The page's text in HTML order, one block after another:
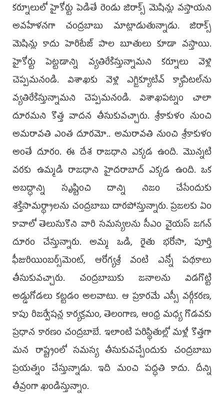
కర్నూలులో హైకోర్టు పెడితే రెండు జిరాక్స్‌ మెషిన్లు వస్తాయని
అవహేళనగా చంద్రబాబు మాట్లాడుతున్నాడు. జిరాక్స్‌
మెషిన్లు కాదు హెరిటేజ్‌ పాల బూతులు కూడా వస్తాయి.
హైకోర్టు పెట్టడాన్ని వ్యతిరేకిస్తున్నామని కర్నూలు వెళ్లి
చెప్పమనండి. విశాఖకు వెళ్లి ఎగ్జిక్యూటివ్‌ క్యాపిటల్‌ను
వ్యతిరేకిస్తున్నామని చెప్పమనండి. విశాఖపట్నం చాలా
దూరమని కొత్త వాదన తీసుకువచ్చారు. శ్రీకాకుళం నుంచి
అమరావతి ఎంత దూరమో.. అమరావతి నుంచి శ్రీకాకుళం
అంతే దూరం. ఈ దేశ రాజధాని ఎక్కడ ఉంది. మొన్నటి
వరకు ఉమ్మడి రాజధాని హైదరాబాద్‌ ఎక్కడ ఉంది. ఒక
అబద్ధాన్ని సృష్టించి దాన్ని నిజం చేసేందుకు
శక్తిసామర్థ్యాలను చంద్రబాబు దారపోస్తున్నారు. ప్రజలకు ఏం
కావాలో తెలుసుకొని వారి సమస్యలను సీఎం వైయస్‌ జగన్‌
దూరం చేస్తున్నారు. అమ్మ ఒడి, రైతు భరోసా, పూర్తి
ఫీజురియింబర్స్‌మెంట్, ఆరోగ్యశ్రీ వంటి ఎన్నో పథకాలు
తీసుకువచ్చారు. చంద్రబాబుకు జనాలను విడగొట్టి
అడ్డుగోడలు కట్టడం అలవాటు. ఆ ప్రకారమే ఎస్సీ వర్గీకరణ,
కాపు రిజర్వేషన్ల కార్యక్రమం, తెలంగాణ, ఆంధ్ర మధ్య గొడవకు
ప్రధాన కారణం చంద్రబాబే. ఇలాంటి పరిస్థితుల్లో మళ్లీ కొత్తగా
మన రాష్ట్రంలో సమస్య తీసుకువచ్చేందుకు చంద్రబాబు
ప్రయత్నం చేస్తున్నాడు. ఇది మంచి పద్ధతి కాదు. దీన్ని
తీవ్రంగా ఖండిస్తున్నాం.